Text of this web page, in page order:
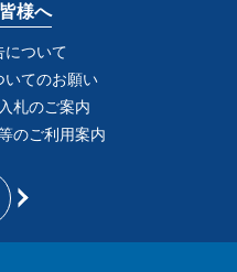
様へ
について
いてのお願い
札のご案内
のご利用案内